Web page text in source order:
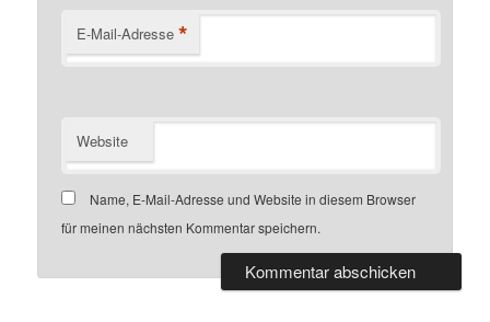
E-Mail-Adresse *
Website
Name, E-Mail-Adresse und Website in diesem Browser
für meinen nächsten Kommentar speichern.